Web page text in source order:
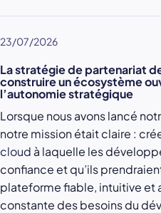
23/07/2026
La stratégie de partenariat
construire un écosystème
l’autonomie stratégique
Lorsque nous avons lancé
notre mission était claire :
cloud à laquelle les
confiance et qu’ils
plateforme fiable, intuitive et
constante des besoins du